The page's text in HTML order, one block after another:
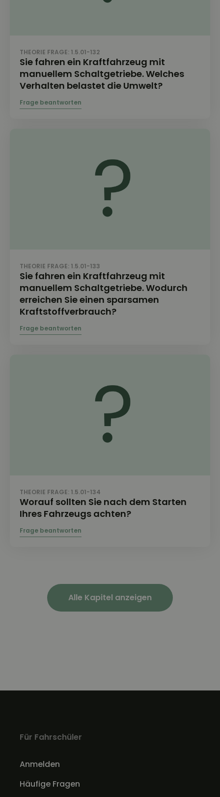
THEORIE FRAGE: 1.5.01-132
Sie fahren ein Kraftfahrzeug mit
manuellem Schaltgetriebe. Welches
Verhalten belastet die Umwelt?
THEORIE FRAGE: 1.5.01-133
Sie fahren ein Kraftfahrzeug mit
manuellem Schaltgetriebe. Wodurch
erreichen Sie einen sparsamen
Kraftstoffverbrauch?
THEORIE FRAGE: 1.5.01-134
Worauf sollten Sie nach dem Starten
Ihres Fahrzeugs achten?
Alle Kapitel anzeigen
Für Fahrschüler
Anmelden
Häufige Fragen